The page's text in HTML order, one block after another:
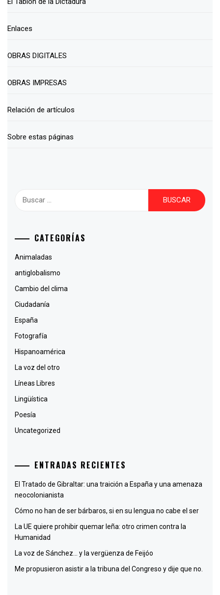
Enlaces
OBRAS DIGITALES
OBRAS IMPRESAS
Relación de artículos
Sobre estas páginas
CATEGORÍAS
Animaladas
antiglobalismo
Cambio del clima
Ciudadanía
España
Fotografía
Hispanoamérica
La voz del otro
Líneas Libres
Lingüística
Poesía
Uncategorized
ENTRADAS RECIENTES
El Tratado de Gibraltar: una traición a España y una amenaza
neocolonianista
Cómo no han de ser bárbaros, si en su lengua no cabe el ser
La UE quiere prohibir quemar leña: otro crimen contra la
Humanidad
La voz de Sánchez… y la vergüenza de Feijóo
Me propusieron asistir a la tribuna del Congreso y dije que no.